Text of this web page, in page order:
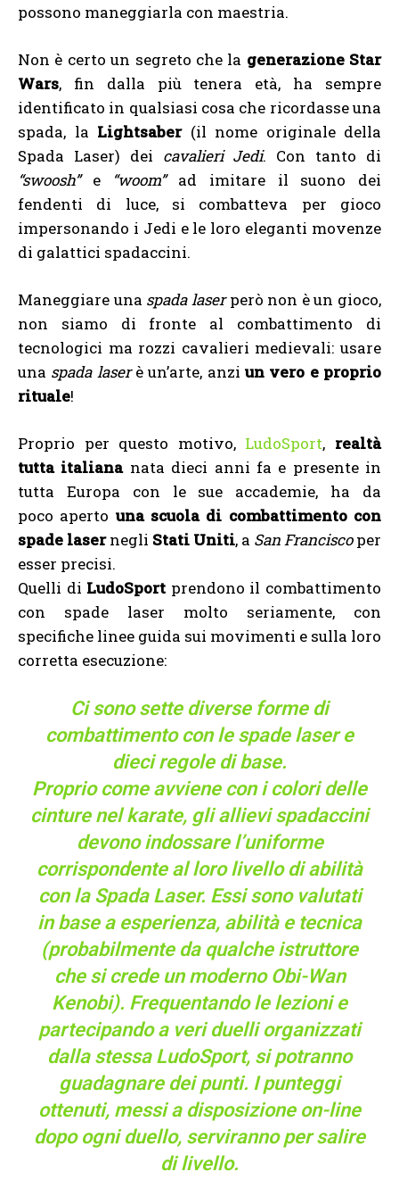
possono maneggiarla con maestria.
Non è certo un segreto che la generazione Star
Wars, fin dalla più tenera età, ha sempre
identificato in qualsiasi cosa che ricordasse una
spada, la Lightsaber(il nome originale della
Spada Laser) dei cavalieri Jedi. Con tanto di
“swoosh”e “woom”ad imitare il suono dei
fendenti di luce, si combatteva per gioco
impersonando i Jedi e le loro eleganti movenze
di galattici spadaccini.
Maneggiare una spada laserperò non è un gioco,
non siamo di fronte al combattimento di
tecnologici ma rozzi cavalieri medievali: usare
una spada laserè un’arte, anziun vero e proprio
rituale!
Proprio per questo motivo, LudoSport, realtà
tutta italiananata dieci anni fa e presente in
tutta Europa con le sue accademie, ha da
poco aperto una scuola di combattimento con
spade lasernegli Stati Uniti, a San Franciscoper
esser precisi.
Quelli di LudoSport prendono il combattimento
con spade laser molto seriamente, con
specifiche linee guida sui movimenti e sulla loro
corretta esecuzione:
Ci sono sette diverse forme di
combattimento con le spade laser e
dieci regole di base.
Proprio come avviene con i colori delle
cinture nel karate, gli allievi spadaccini
devono indossare l’uniforme
corrispondente al loro livello di abilità
con la Spada Laser. Essi sono valutati
in base a esperienza, abilità e tecnica
(probabilmente da qualche istruttore
che si crede un moderno Obi-Wan
Kenobi). Frequentando le lezioni e
partecipando a veri duelli organizzati
dalla stessa LudoSport, si potranno
guadagnare dei punti. I punteggi
ottenuti, messi a disposizione on-line
dopo ogni duello, serviranno per salire
di livello.